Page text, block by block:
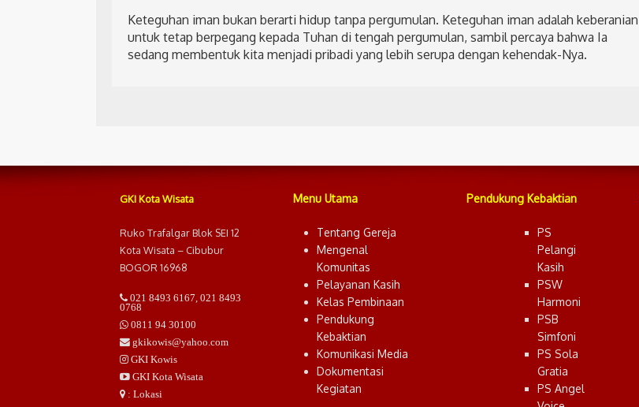
Keteguhan iman bukan berarti hidup tanpa pergumulan. Keteguhan iman adalah keberanian
untuk tetap berpegang kepada Tuhan di tengah pergumulan, sambil percaya bahwa Ia
sedang membentuk kita menjadi pribadi yang lebih serupa dengan kehendak-Nya.
GKI Kota Wisata
Ruko Trafalgar Blok SEI 12
Kota Wisata – Cibubur
BOGOR 16968
021 8493 6167 021 8493
0768
0811 94 30100
gkikowis@yahoo.com
GKI Kowis
GKI Kota Wisata
: Lokasi
Menu Utama
Tentang Gereja
Mengenal
Komunitas
Pelayanan Kasih
Kelas Pembinaan
Pendukung
Kebaktian
Komunikasi Media
Dokumentasi
Kegiatan
Pendukung Kebaktian
PS
Pelangi
Kasih
PSW
Harmoni
PSB
Simfoni
PS Sola
Gratia
PS Angel